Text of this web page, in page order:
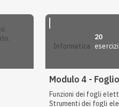
informatica
20
esercizi
Modulo 4 -
Funzioni dei fogli
Strumenti dei fogli